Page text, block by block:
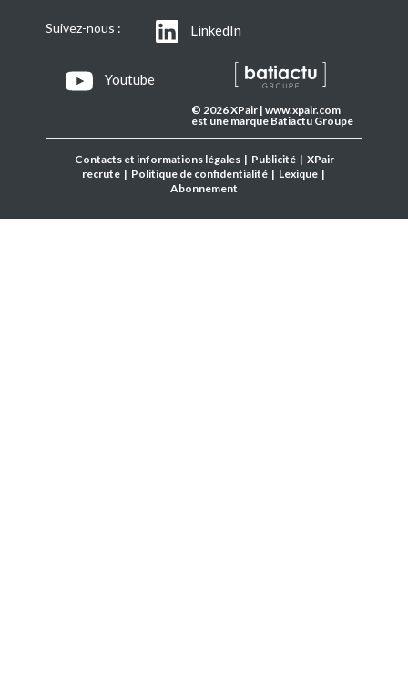
Suivez-nous : LinkedIn
Youtube
© 2026 XPair | www.xpair.com
est une marque Batiactu Groupe
Contacts et informations légales| Publicité| XPair
recrute| Politique de confidentialité| Lexique|
Abonnement